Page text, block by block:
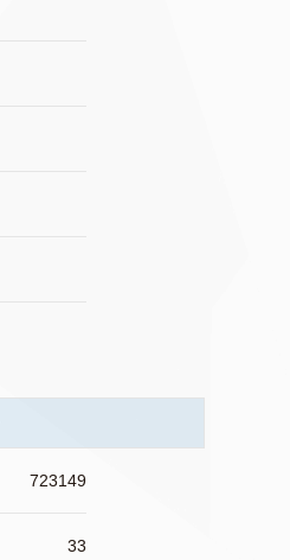
723149
33